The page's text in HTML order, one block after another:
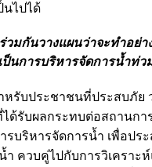
นไปได้
มกันวางแผนว่าจะทำอย่
นการบริหารจัดการน้ำท่
หรับประชาชนที่ประสบภั
ด้รับผลกระทบต่อสถาน
บริหารจัดการน้ำ เพื่อปร
ำ ควบคู่ไปกับการวิเครา